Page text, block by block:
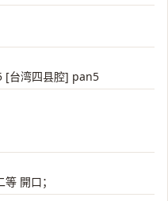
[台湾四县腔] pan5
開口；